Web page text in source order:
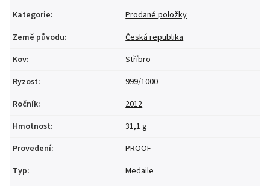
Kategorie:
Prodané položky
Země původu:
Česká republika
Kov:
Stříbro
Ryzost:
999/1000
Ročník:
2012
Hmotnost:
31,1 g
Provedení:
PROOF
Typ:
Medaile